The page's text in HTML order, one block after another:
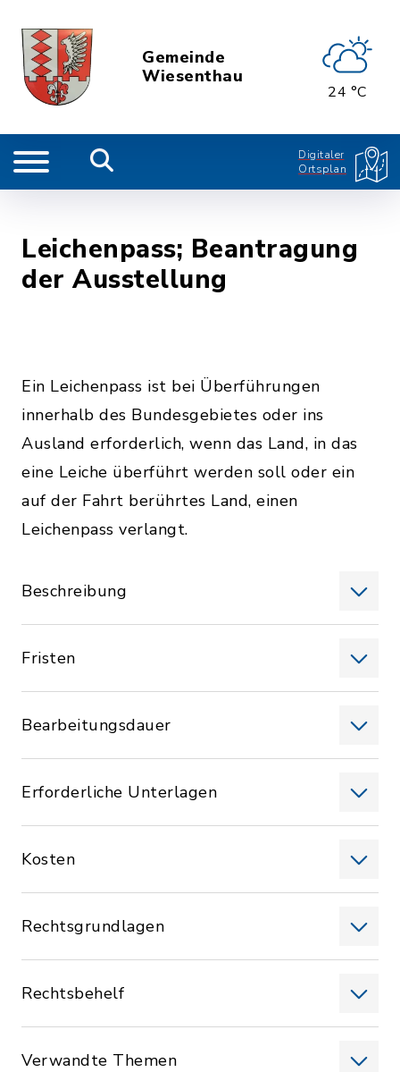
Gemeinde
Wiesenthau
24 °C
Digitaler
Ortsplan
Leichenpass; Beantragung
der Ausstellung
Ein Leichenpass ist bei Überführungen
innerhalb des Bundesgebietes oder ins
Ausland erforderlich, wenn das Land, in das
eine Leiche überführt werden soll oder ein
auf der Fahrt berührtes Land, einen
Leichenpass verlangt.
Beschreibung
Fristen
Bearbeitungsdauer
Erforderliche Unterlagen
Kosten
Rechtsgrundlagen
Rechtsbehelf
Verwandte Themen